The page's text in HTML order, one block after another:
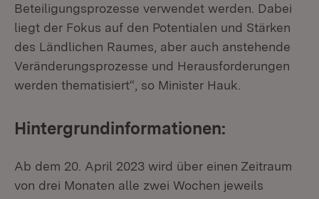
Beteiligungsprozesse verwendet werden. Dabei
liegt der Fokus auf den Potentialen und Stärken
des Ländlichen Raumes, aber auch anstehende
Veränderungsprozesse und Herausforderungen
werden thematisiert“, so Minister Hauk.
Hintergrundinformationen:
Ab dem 20. April 2023 wird über einen Zeitraum
von drei Monaten alle zwei Wochen jeweils